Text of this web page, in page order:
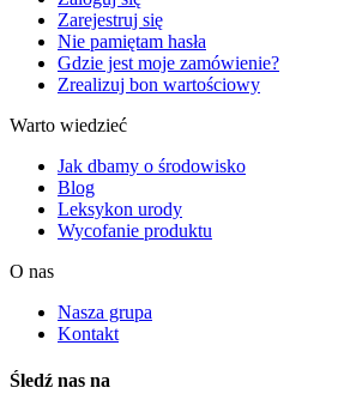
Zarejestruj się
Nie pamiętam hasła
Gdzie jest moje zamówienie?
Zrealizuj bon wartościowy
Warto wiedzieć
Jak dbamy o środowisko
Blog
Leksykon urody
Wycofanie produktu
O nas
Nasza grupa
Kontakt
Śledź nas na